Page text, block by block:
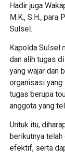
Hadir juga
M.K., S.H., para
Sulsel.
Kapolda Sulsel
dan alih tugas
yang wajar dan
organisasi yang
tugas berupa
anggota yang
Untuk itu,
berikutnya telah
efektif, serta